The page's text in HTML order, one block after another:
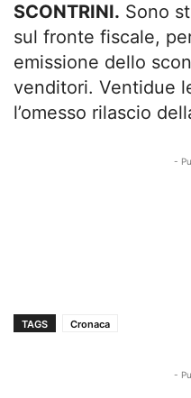
SCONTRINI. Sono
sul fronte fiscale,
emissione dello
venditori. Ventidue
l’omesso rilascio
-
TAGS Cronaca
-